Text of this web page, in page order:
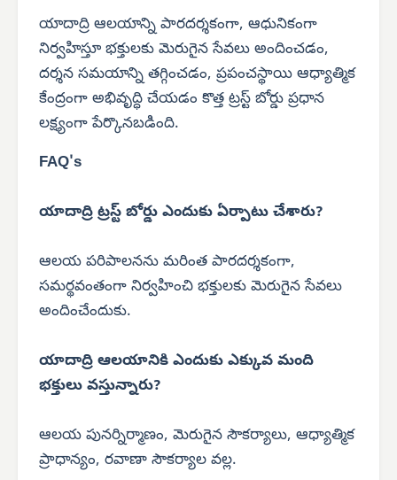
యాదాద్రి ఆలయాన్ని పారదర్శకంగా, ఆధునికంగా
నిర్వహిస్తూ భక్తులకు మెరుగైన సేవలు అందించడం,
దర్శన సమయాన్ని తగ్గించడం, ప్రపంచస్థాయి ఆధ్యాత్మిక
కేంద్రంగా అభివృద్ధి చేయడం కొత్త ట్రస్ట్ బోర్డు ప్రధాన
లక్ష్యంగా పేర్కొనబడింది.
FAQ's
యాదాద్రి ట్రస్ట్ బోర్డు ఎందుకు ఏర్పాటు చేశారు?
ఆలయ పరిపాలనను మరింత పారదర్శకంగా,
సమర్థవంతంగా నిర్వహించి భక్తులకు మెరుగైన సేవలు
అందించేందుకు.
యాదాద్రి ఆలయానికి ఎందుకు ఎక్కువ మంది
భక్తులు వస్తున్నారు?
ఆలయ పునర్నిర్మాణం, మెరుగైన సౌకర్యాలు, ఆధ్యాత్మిక
ప్రాధాన్యం, రవాణా సౌకర్యాల వల్ల.